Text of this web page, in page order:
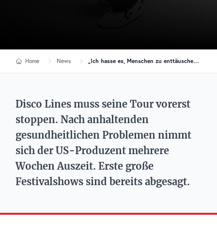
Home News „Ich hasse es, Menschen zu enttäuschen“: Disco Lines stoppt seine Tour
Disco Lines muss seine Tour vorerst
stoppen. Nach anhaltenden
gesundheitlichen Problemen nimmt
sich der US-Produzent mehrere
Wochen Auszeit. Erste große
Festivalshows sind bereits abgesagt.